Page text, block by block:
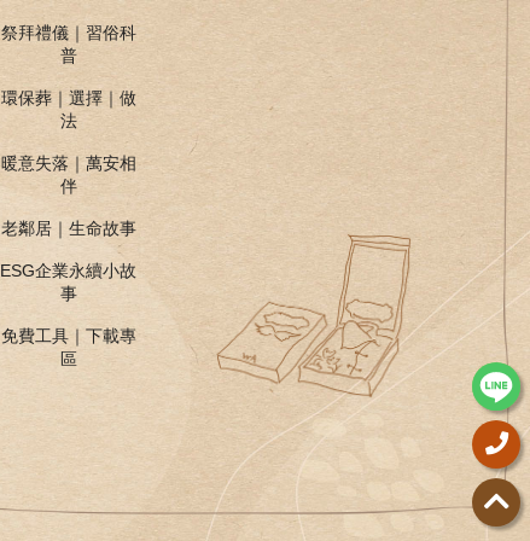
祭拜禮儀｜習俗科
普
環保葬｜選擇｜做
法
暖意失落｜萬安相
伴
老鄰居｜生命故事
ESG企業永續小故
事
免費工具｜下載專
區